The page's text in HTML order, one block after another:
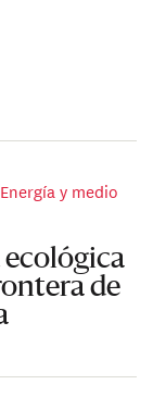
Energía y medio
ecológica
de